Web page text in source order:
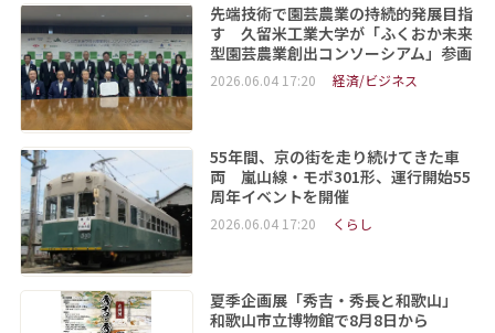
先端技術で園芸農業の持続的発展目指
す 久留米工業大学が「ふくおか未来
型園芸農業創出コンソーシアム」参画
2026.06.04 17:20 経済/ビジネス
55年間、京の街を走り続けてきた車
両 嵐山線・モボ301形、運行開始55
周年イベントを開催
2026.06.04 17:20 くらし
夏季企画展「秀吉・秀長と和歌山」
和歌山市立博物館で8月8日から